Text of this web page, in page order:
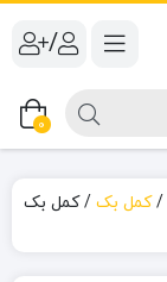
/
0
/کمل بک /کمل بک